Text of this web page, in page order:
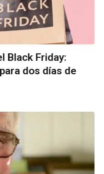
Black Friday:
dos días de